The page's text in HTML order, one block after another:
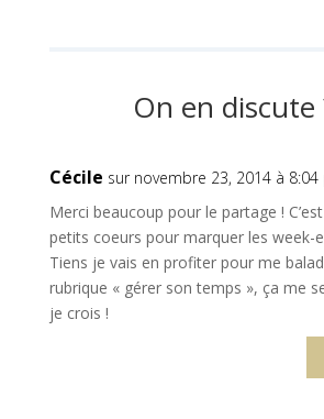
On en discute
Cécile sur novembre 23, 2014 à 8:04
Merci beaucoup pour le partage !
petits coeurs pour marquer les week-
Tiens je vais en profiter pour me
rubrique « gérer son temps », ça me
je crois !